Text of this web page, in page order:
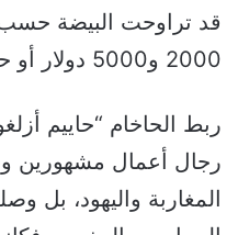
قد تراوحت البيضة
2000 و5000 دولار أو حتى 10000 دولار أحيانا.
ربط الحاخام “حاييم
رجال أعمال مشهورين
المغاربة واليهود، بل